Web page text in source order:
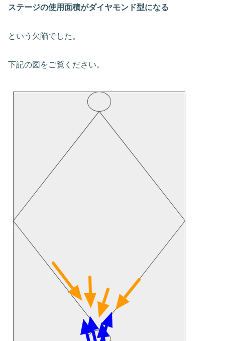
ステージの使用面積がダイヤモンド型になる
という欠陥でした。
下記の図をご覧ください。